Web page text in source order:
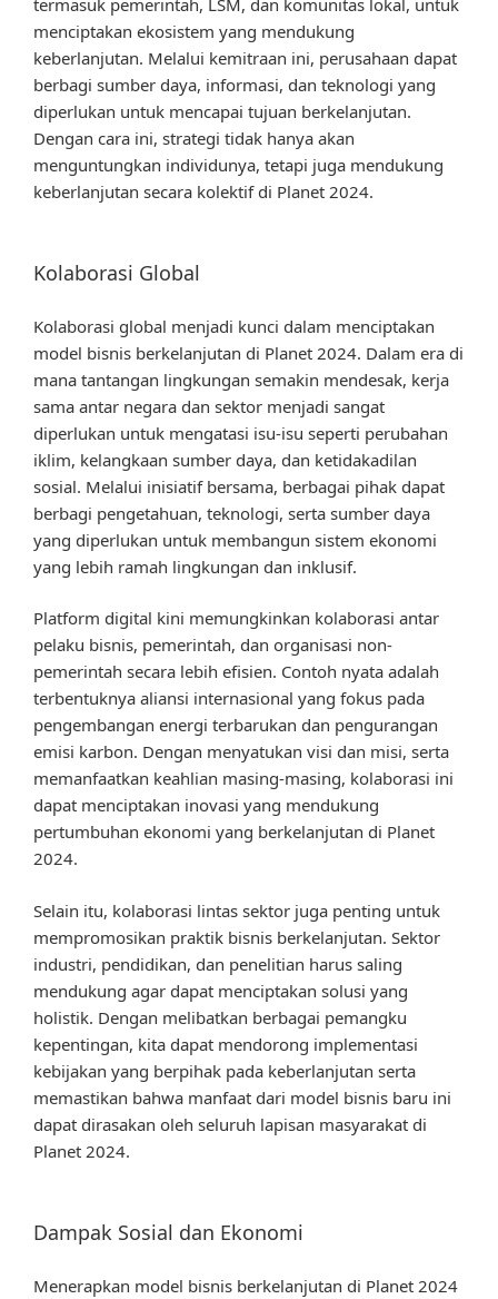
menciptakan ekosistem yang mendukung
keberlanjutan. Melalui kemitraan ini, perusahaan dapat
berbagi sumber daya, informasi, dan teknologi yang
diperlukan untuk mencapai tujuan berkelanjutan.
Dengan cara ini, strategi tidak hanya akan
menguntungkan individunya, tetapi juga mendukung
keberlanjutan secara kolektif di Planet 2024.
Kolaborasi Global
Kolaborasi global menjadi kunci dalam menciptakan
model bisnis berkelanjutan di Planet 2024. Dalam era di
mana tantangan lingkungan semakin mendesak, kerja
sama antar negara dan sektor menjadi sangat
diperlukan untuk mengatasi isu-isu seperti perubahan
iklim, kelangkaan sumber daya, dan ketidakadilan
sosial. Melalui inisiatif bersama, berbagai pihak dapat
berbagi pengetahuan, teknologi, serta sumber daya
yang diperlukan untuk membangun sistem ekonomi
yang lebih ramah lingkungan dan inklusif.
Platform digital kini memungkinkan kolaborasi antar
pelaku bisnis, pemerintah, dan organisasi non-
pemerintah secara lebih efisien. Contoh nyata adalah
terbentuknya aliansi internasional yang fokus pada
pengembangan energi terbarukan dan pengurangan
emisi karbon. Dengan menyatukan visi dan misi, serta
memanfaatkan keahlian masing-masing, kolaborasi ini
dapat menciptakan inovasi yang mendukung
pertumbuhan ekonomi yang berkelanjutan di Planet
2024.
Selain itu, kolaborasi lintas sektor juga penting untuk
mempromosikan praktik bisnis berkelanjutan. Sektor
industri, pendidikan, dan penelitian harus saling
mendukung agar dapat menciptakan solusi yang
holistik. Dengan melibatkan berbagai pemangku
kepentingan, kita dapat mendorong implementasi
kebijakan yang berpihak pada keberlanjutan serta
memastikan bahwa manfaat dari model bisnis baru ini
dapat dirasakan oleh seluruh lapisan masyarakat di
Planet 2024.
Dampak Sosial dan Ekonomi
Menerapkan model bisnis berkelanjutan di Planet 2024